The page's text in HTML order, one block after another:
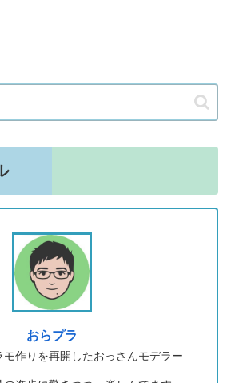
おらプラ
作りを再開したおっさんモデラー